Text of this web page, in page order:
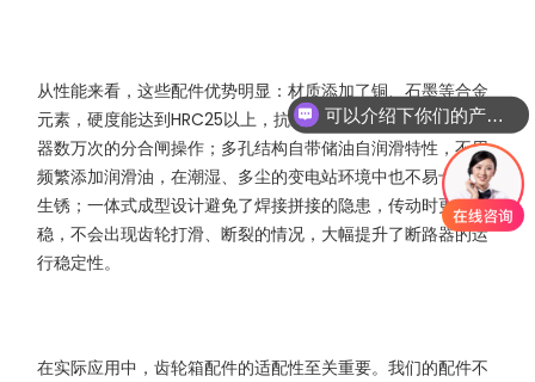
从性能来看，这些配件优势明显：材质添加了铜、石墨等合金
元素，硬度能达到HRC25以上，抗冲击、耐疲劳，能承受断路
器数万次的分合闸操作；多孔结构自带储油自润滑特性，不用
频繁添加润滑油，在潮湿、多尘的变电站环境中也不易卡滞、
生锈；一体式成型设计避免了焊接拼接的隐患，传动时更平
稳，不会出现齿轮打滑、断裂的情况，大幅提升了断路器的运
行稳定性。
在实际应用中，齿轮箱配件的适配性至关重要。我们的配件不
可以介绍下你们的产品么